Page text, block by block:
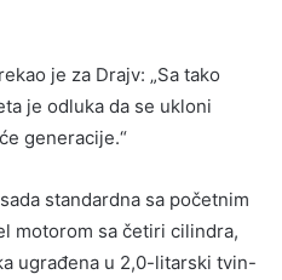
je za Drajv: „Sa tako
je odluka da se ukloni
generacije.“
standardna sa početnim
motorom sa četiri cilindra,
ugrađena u 2,0-litarski tvin-